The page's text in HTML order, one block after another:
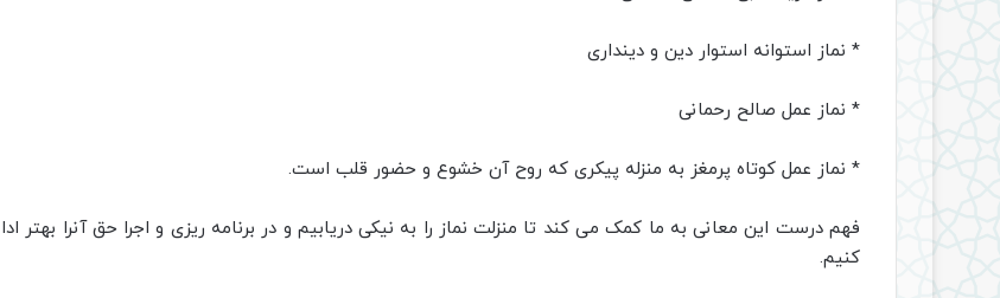
* نماز استوانه استوار دین و دینداری
* نماز عمل صالح رحمانی
* نماز عمل کوتاه پرمغز به منزله پیکری که روح آن خشوع و حضور قلب است.
فهم درست این معانی به ما کمک می کند تا منزلت نماز را به نیکی دریابیم و در برنامه ریزی و اجرا حق آنرا بهتر ادا
کنیم.